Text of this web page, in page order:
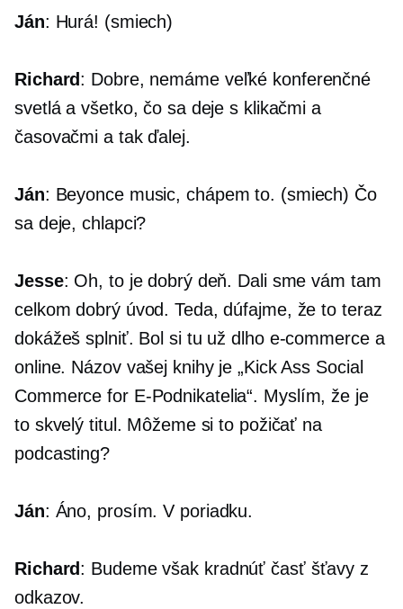
Ján: Hurá! (smiech)
Richard: Dobre, nemáme veľké konferenčné
svetlá a všetko, čo sa deje s klikačmi a
časovačmi a tak ďalej.
Ján: Beyonce music, chápem to. (smiech) Čo
sa deje, chlapci?
Jesse: Oh, to je dobrý deň. Dali sme vám tam
celkom dobrý úvod. Teda, dúfajme, že to teraz
dokážeš splniť. Bol si tu už dlho e-commercea
online. Názov vašej knihy je „Kick Ass Social
Commerce for E-Podnikatelia“. Myslím, že je
to skvelý titul. Môžeme si to požičať na
podcasting?
Ján: Áno, prosím. V poriadku.
Richard: Budeme však kradnúť časť šťavy z
odkazov.